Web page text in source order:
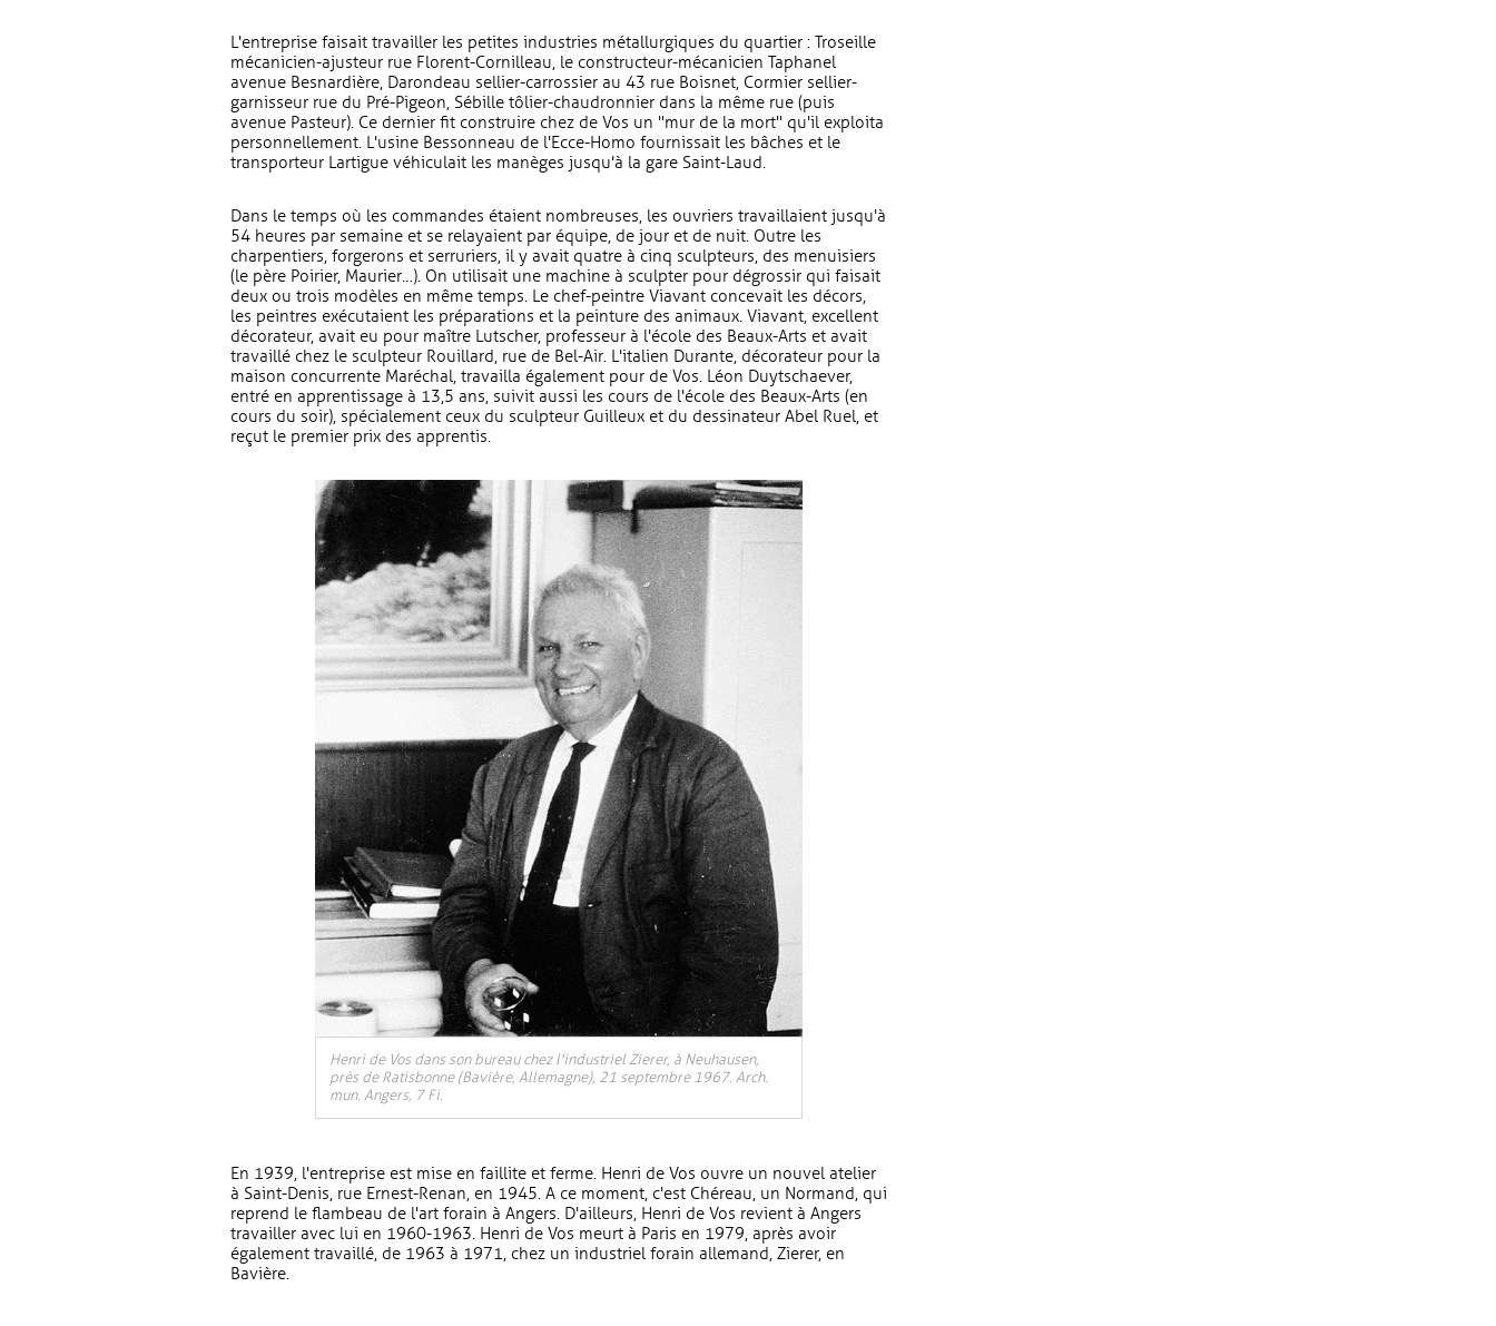
L'entreprise faisait travailler les petites industries métallurgiques du quartier : Troseille
mécanicien-ajusteur rue Florent-Cornilleau, le constructeur-mécanicien Taphanel
avenue Besnardière, Darondeau sellier-carrossier au 43 rue Boisnet, Cormier sellier-
garnisseur rue du Pré-Pigeon, Sébille tôlier-chaudronnier dans la même rue (puis
avenue Pasteur). Ce dernier fit construire chez de Vos un "mur de la mort" qu'il exploita
personnellement. L'usine Bessonneau de l'Ecce-Homo fournissait les bâches et le
transporteur Lartigue véhiculait les manèges jusqu'à la gare Saint-Laud.
Dans le temps où les commandes étaient nombreuses, les ouvriers travaillaient jusqu'à
54 heures par semaine et se relayaient par équipe, de jour et de nuit. Outre les
charpentiers, forgerons et serruriers, il y avait quatre à cinq sculpteurs, des menuisiers
(le père Poirier, Maurier…). On utilisait une machine à sculpter pour dégrossir qui faisait
deux ou trois modèles en même temps. Le chef-peintre Viavant concevait les décors,
les peintres exécutaient les préparations et la peinture des animaux. Viavant, excellent
décorateur, avait eu pour maître Lutscher, professeur à l'école des Beaux-Arts et avait
travaillé chez le sculpteur Rouillard, rue de Bel-Air. L'italien Durante, décorateur pour la
maison concurrente Maréchal, travailla également pour de Vos. Léon Duytschaever,
entré en apprentissage à 13,5 ans, suivit aussi les cours de l'école des Beaux-Arts (en
cours du soir), spécialement ceux du sculpteur Guilleux et du dessinateur Abel Ruel, et
reçut le premier prix des apprentis.
Henri de Vos dans son bureau chez l'industriel Zierer, à Neuhausen,
près de Ratisbonne (Bavière, Allemagne), 21 septembre 1967. Arch.
mun. Angers, 7 Fi.
En 1939, l'entreprise est mise en faillite et ferme. Henri de Vos ouvre un nouvel atelier
à Saint-Denis, rue Ernest-Renan, en 1945. A ce moment, c'est Chéreau, un Normand, qui
reprend le flambeau de l'art forain à Angers. D'ailleurs, Henri de Vos revient à Angers
travailler avec lui en 1960-1963. Henri de Vos meurt à Paris en 1979, après avoir
également travaillé, de 1963 à 1971, chez un industriel forain allemand, Zierer, en
Bavière.